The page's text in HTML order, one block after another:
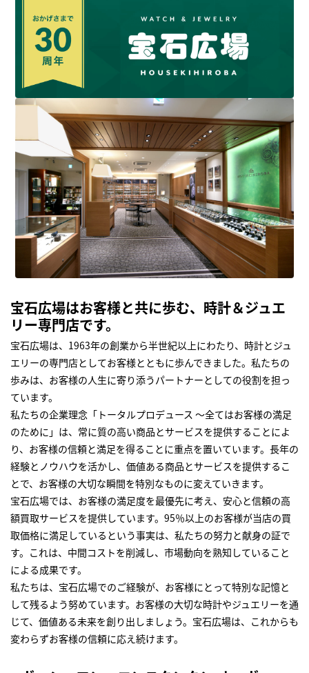
宝石広場はお客様と共に歩む、時計＆ジュエ
リー専門店です。
宝石広場は、1963年の創業から半世紀以上にわたり、時計とジュ
エリーの専門店としてお客様とともに歩んできました。私たちの
歩みは、お客様の人生に寄り添うパートナーとしての役割を担っ
ています。
私たちの企業理念「トータルプロデュース ～全てはお客様の満足
のために」は、常に質の高い商品とサービスを提供することによ
り、お客様の信頼と満足を得ることに重点を置いています。長年の
経験とノウハウを活かし、価値ある商品とサービスを提供するこ
とで、お客様の大切な瞬間を特別なものに変えていきます。
宝石広場では、お客様の満足度を最優先に考え、安心と信頼の高
額買取サービスを提供しています。95％以上のお客様が当店の買
取価格に満足しているという事実は、私たちの努力と献身の証で
す。これは、中間コストを削減し、市場動向を熟知していること
による成果です。
私たちは、宝石広場でのご経験が、お客様にとって特別な記憶と
して残るよう努めています。お客様の大切な時計やジュエリーを通
じて、価値ある未来を創り出しましょう。宝石広場は、これからも
変わらずお客様の信頼に応え続けます。